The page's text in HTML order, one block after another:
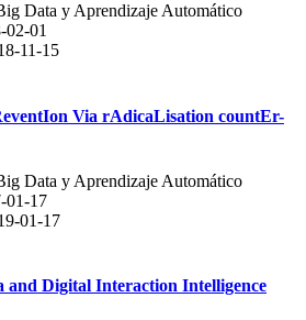
Data y Aprendizaje Automático
02-01
11-15
Via rAdicaLisation countEr-
Data y Aprendizaje Automático
01-17
01-17
and Digital Interaction Intelligence